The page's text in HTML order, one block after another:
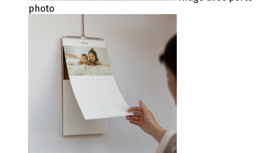
photo